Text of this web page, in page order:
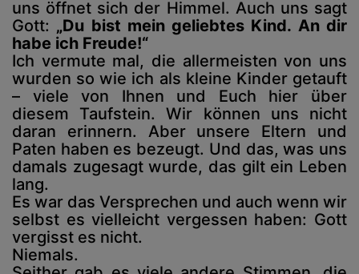
uns öffnet sich der Himmel. Auch uns sagt
Gott: „Du bist mein geliebtes Kind. An dir
habe ich Freude!“
Ich vermute mal, die allermeisten von uns
wurden so wie ich als kleine Kinder getauft
– viele von Ihnen und Euch hier über
diesem Taufstein. Wir können uns nicht
daran erinnern. Aber unsere Eltern und
Paten haben es bezeugt. Und das, was uns
damals zugesagt wurde, das gilt ein Leben
lang.
Es war das Versprechen und auch wenn wir
selbst es vielleicht vergessen haben: Gott
vergisst es nicht.
Niemals.